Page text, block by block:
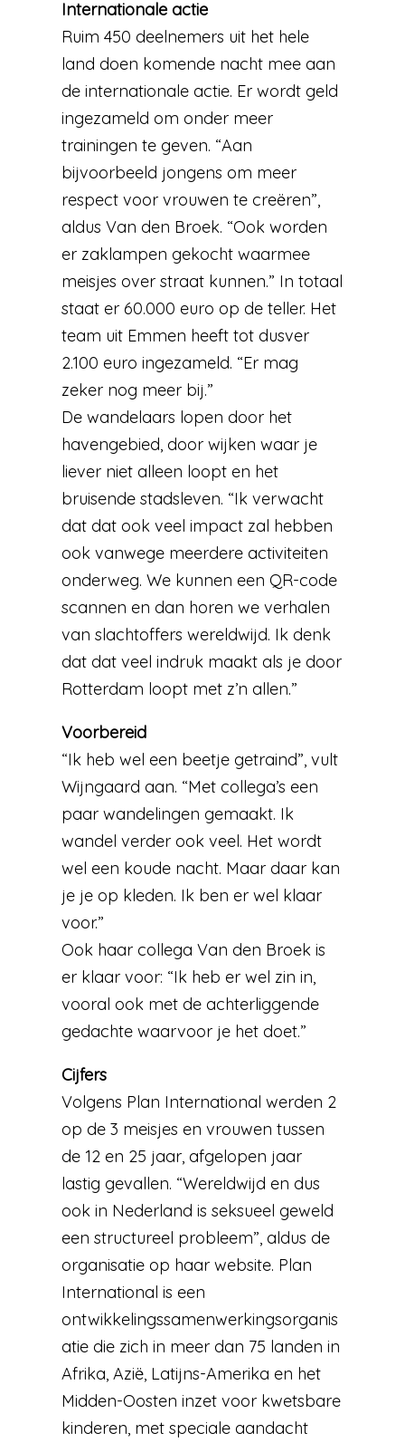
Internationale actie
Ruim 450 deelnemers uit het hele
land doen komende nacht mee aan
de internationale actie. Er wordt geld
ingezameld om onder meer
trainingen te geven. “Aan
bijvoorbeeld jongens om meer
respect voor vrouwen te creëren”,
aldus Van den Broek. “Ook worden
er zaklampen gekocht waarmee
meisjes over straat kunnen.” In totaal
staat er 60.000 euro op de teller. Het
team uit Emmen heeft tot dusver
2.100 euro ingezameld. “Er mag
zeker nog meer bij.”
De wandelaars lopen door het
havengebied, door wijken waar je
liever niet alleen loopt en het
bruisende stadsleven. “Ik verwacht
dat dat ook veel impact zal hebben
ook vanwege meerdere activiteiten
onderweg. We kunnen een QR-code
scannen en dan horen we verhalen
van slachtoffers wereldwijd. Ik denk
dat dat veel indruk maakt als je door
Rotterdam loopt met z’n allen.”
Voorbereid
“Ik heb wel een beetje getraind”, vult
Wijngaard aan. “Met collega’s een
paar wandelingen gemaakt. Ik
wandel verder ook veel. Het wordt
wel een koude nacht. Maar daar kan
je je op kleden. Ik ben er wel klaar
voor.”
Ook haar collega Van den Broek is
er klaar voor: “Ik heb er wel zin in,
vooral ook met de achterliggende
gedachte waarvoor je het doet.”
Cijfers
Volgens Plan International werden 2
op de 3 meisjes en vrouwen tussen
de 12 en 25 jaar, afgelopen jaar
lastig gevallen. “Wereldwijd en dus
ook in Nederland is seksueel geweld
een structureel probleem”, aldus de
organisatie op haar website. Plan
International is een
ontwikkelingssamenwerkingsorganis
atie die zich in meer dan 75 landen in
Afrika, Azië, Latijns-Amerika en het
Midden-Oosten inzet voor kwetsbare
kinderen, met speciale aandacht